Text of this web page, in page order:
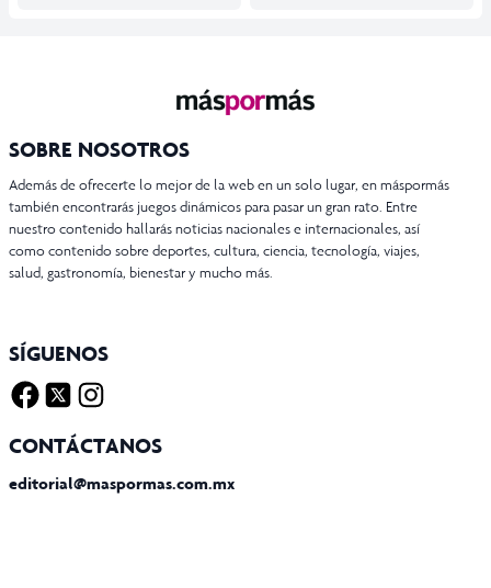
SOBRE NOSOTROS
Además de ofrecerte lo mejor de la web en un solo lugar, en máspormás
también encontrarás juegos dinámicos para pasar un gran rato. Entre
nuestro contenido hallarás noticias nacionales e internacionales, así
como contenido sobre deportes, cultura, ciencia, tecnología, viajes,
salud, gastronomía, bienestar y mucho más.
SÍGUENOS
CONTÁCTANOS
editorial@maspormas.com.mx